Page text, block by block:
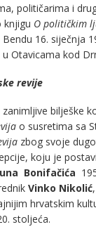
političarima i
knjigu O političkim
16. siječnja
Otavicama kod
revije
bilješke
o susretima sa
zbog svoje
koju je
Bonifačića
Vinko Nikolić
hrvatskim
stoljeća.